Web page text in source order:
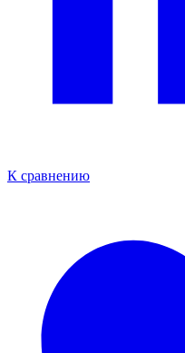
К сравнению